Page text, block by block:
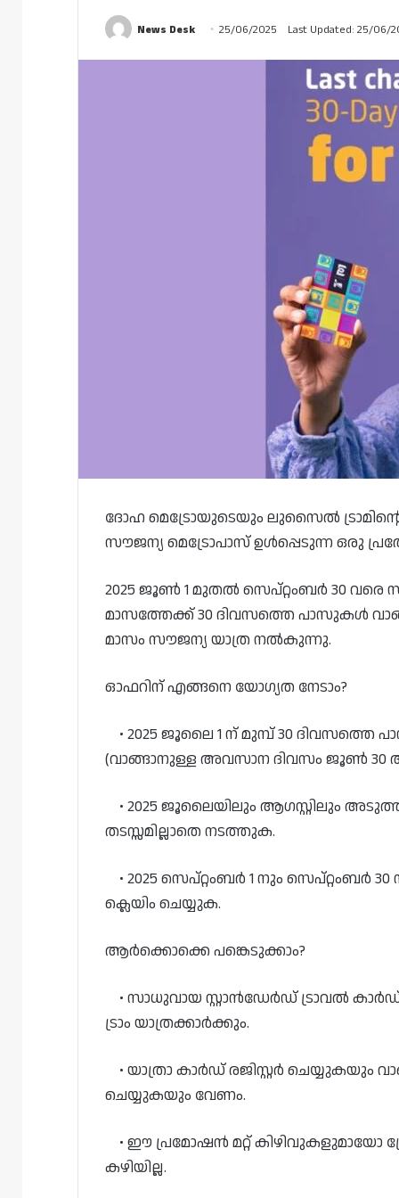
News Desk 25/06/2025 Last Updated: 25/06/
ദോഹ മെട്രോയുടെയും ലുസൈൽ
സൗജന്യ മെട്രോപാസ് ഉൾപ്പെടുന്ന ഒരു
2025 ജൂൺ 1 മുതൽ സെപ്റ്റംബർ 30
മാസത്തേക്ക് 30 ദിവസത്തെ പാസുകൾ
മാസം സൗജന്യ യാത്ര നൽകുന്നു.
ഓഫറിന് എങ്ങനെ യോഗ്യത നേടാം?
• 2025 ജൂലൈ 1 ന് മുമ്പ് 30 ദിവസത്തെ
(വാങ്ങാനുള്ള അവസാന ദിവസം ജൂൺ
• 2025 ജൂലൈയിലും ആഗസ്റ്റിലും
തടസ്സമില്ലാതെ നടത്തുക.
• 2025 സെപ്റ്റംബർ 1 നും സെപ്റ്റംബർ
ക്ലെയിം ചെയ്യുക.
ആർക്കൊക്കെ പങ്കെടുക്കാം?
• സാധുവായ സ്റ്റാൻഡേർഡ് ട്രാവൽ
ട്രാം യാത്രക്കാർക്കും.
• യാത്രാ കാർഡ് രജിസ്റ്റർ ചെയ്യുകയും
ചെയ്യുകയും വേണം.
• ഈ പ്രമോഷൻ മറ്റ് കിഴിവുകളുമായോ
കഴിയില്ല.